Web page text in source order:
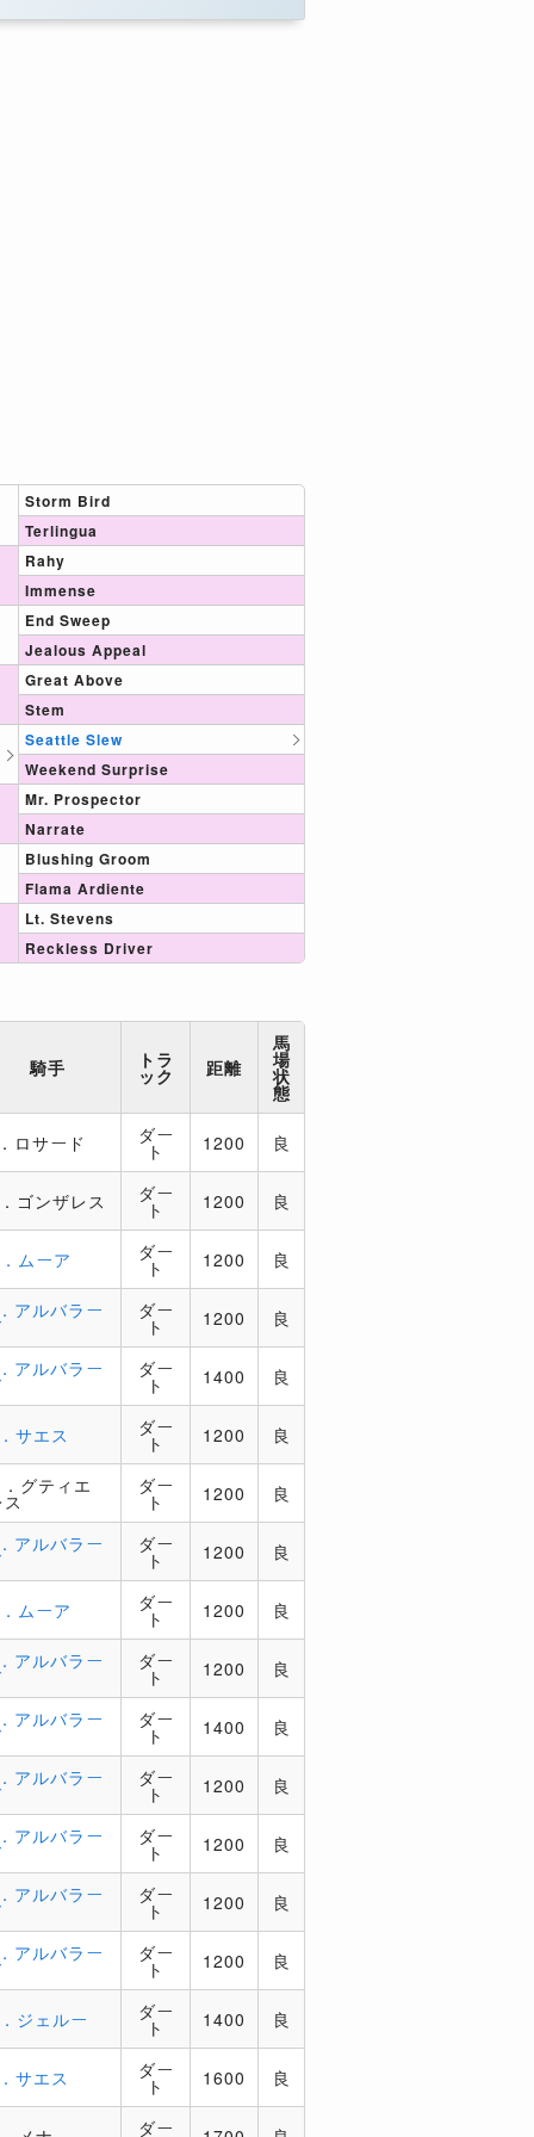
Storm Bird
Terlingua
Rahy
Immense
End Sweep
Jealous Appeal
Great Above
Stem
Seattle Slew
Weekend Surprise
Mr. Prospector
Narrate
Blushing Groom
Flama Ardiente
Lt. Stevens
Reckless Driver
騎手 トラ
ック 距離
馬
場
状
態
ロサード ダー
ト 1200 良
ゴンザレス ダー
ト 1200 良
ムーア ダー
ト 1200 良
アルバラー ダー
ト 1200 良
アルバラー ダー
ト 1400 良
サエス ダー
ト 1200 良
グティエ ダー
ト 1200 良
アルバラー ダー
ト 1200 良
ムーア ダー
ト 1200 良
アルバラー ダー
ト 1200 良
アルバラー ダー
ト 1400 良
アルバラー ダー
ト 1200 良
アルバラー ダー
ト 1200 良
アルバラー ダー
ト 1200 良
アルバラー ダー
ト 1200 良
ジェルー ダー
ト 1400 良
サエス ダー
ト 1600 良
ダー